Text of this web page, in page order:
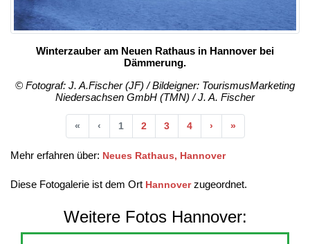
Winterzauber am Neuen Rathaus in Hannover bei
Dämmerung.
© Fotograf: J. A.Fischer (JF) / Bildeigner: TourismusMarketing
Niedersachsen GmbH (TMN) / J. A. Fischer
«Anfang
‹Vorherige
1 2 3 4 ›Nächste
»Ende
Mehr erfahren über: Neues Rathaus, Hannover
Diese Fotogalerie ist dem Ort Hannoverzugeordnet.
Weitere Fotos Hannover: